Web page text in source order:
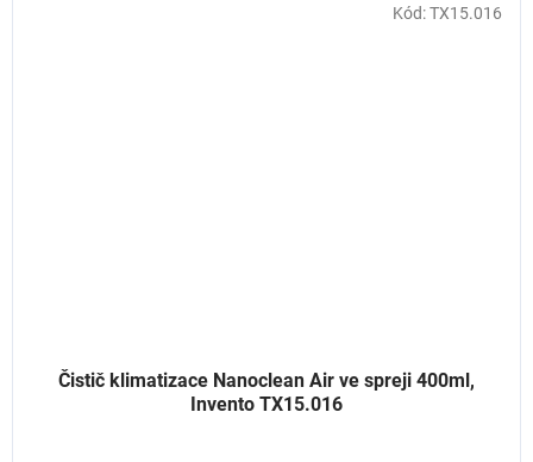
Čistič klimatizace Nanoclean Air ve spreji 400ml,
Invento TX15.016
Kód:TX15.016